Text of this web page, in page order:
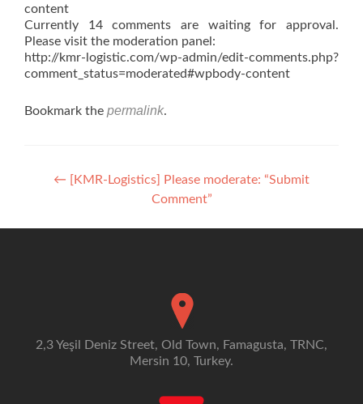
content
Currently 14 comments are waiting for approval.
Please visit the moderation panel:
http://kmr-logistic.com/wp-admin/edit-comments.php?
comment_status=moderated#wpbody-content
Bookmark the permalink.
Post
← [KMR-Logistics] Please moderate: “Submit
Comment”
2,3 Yeşil Deniz Street, Old Town, Famagusta, TRNC,
Mersin 10, Turkey.